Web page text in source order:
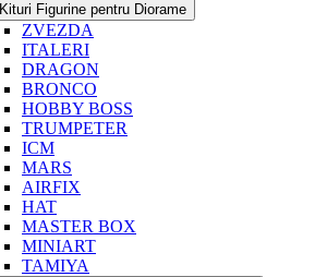
Kituri Figurine pentru Diorame
ZVEZDA
ITALERI
DRAGON
BRONCO
HOBBY BOSS
TRUMPETER
ICM
MARS
AIRFIX
HAT
MASTER BOX
MINIART
TAMIYA